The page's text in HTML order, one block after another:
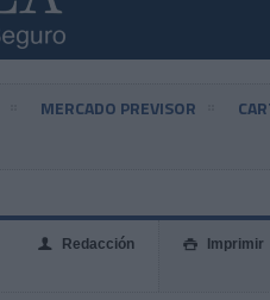
MERCADO PREVISOR
 Imprimir
👤 Redacción